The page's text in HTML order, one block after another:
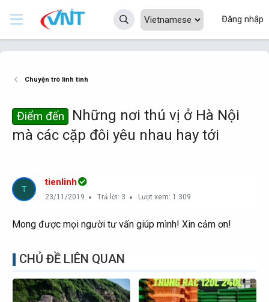
Đăng nhập
Chuyện trò linh tinh
Điểm đến
Những nơi thú vị ở Hà Nội
mà các cặp đôi yêu nhau hay tới
T
tienlinh
23/11/2019 Trả lời: 3 Lượt xem: 1.309
Mong được mọi người tư vấn giúp mình! Xin cảm ơn!
CHỦ ĐỀ LIÊN QUAN